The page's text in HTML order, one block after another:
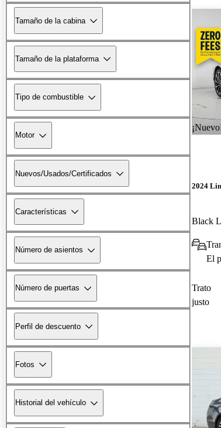
Tamaño de la cabina
Tamaño de la plataforma
Tipo de combustible
Motor
Nuevos/Usados/Certificados
Características
Número de asientos
Número de puertas
Perfil de descuento
Fotos
Historial del vehículo
2024
Black
El
Trato
justo